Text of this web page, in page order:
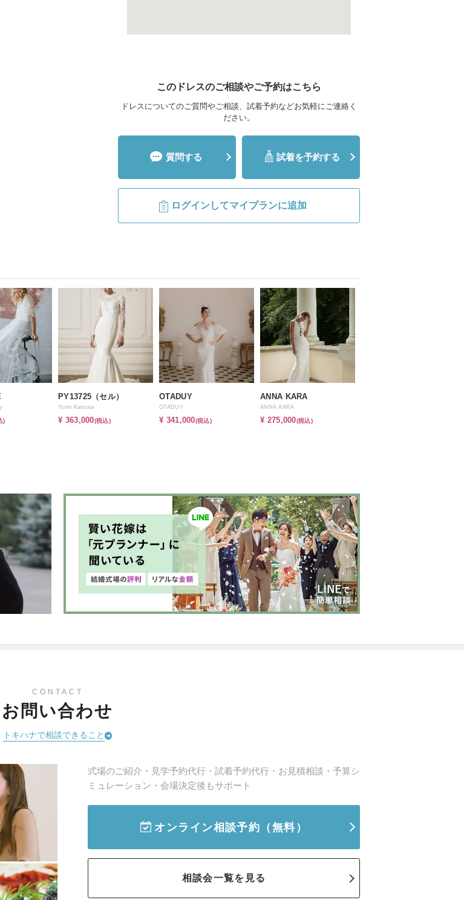
このドレスのご相談やご予約はこちら
ドレスについてのご質問やご相談、試着予約などお気軽にご連絡く
ださい。
質問する 試着を予約する
ログインしてマイプランに追加
)
PY13725（セル）
Yumi Katsura
¥ 363,000(税込)
OTADUY
OTADUY
¥ 341,000(税込)
ANNA KARA
ANNA KARA
¥ 275,000(税込)
CONTACT
お問い合わせ
トキハナで相談できること
式場のご紹介・見学予約代行・試着予約代行・お見積相談・予算シ
ミュレーション・会場決定後もサポート
オンライン相談予約 （無料）
相談会一覧を見る